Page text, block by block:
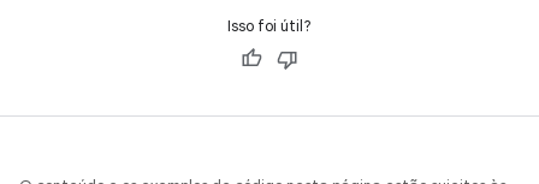
implementação para coordenar cargas de dados,
processar a sincronização de dados e gerenciar chaves
Isso foi útil?